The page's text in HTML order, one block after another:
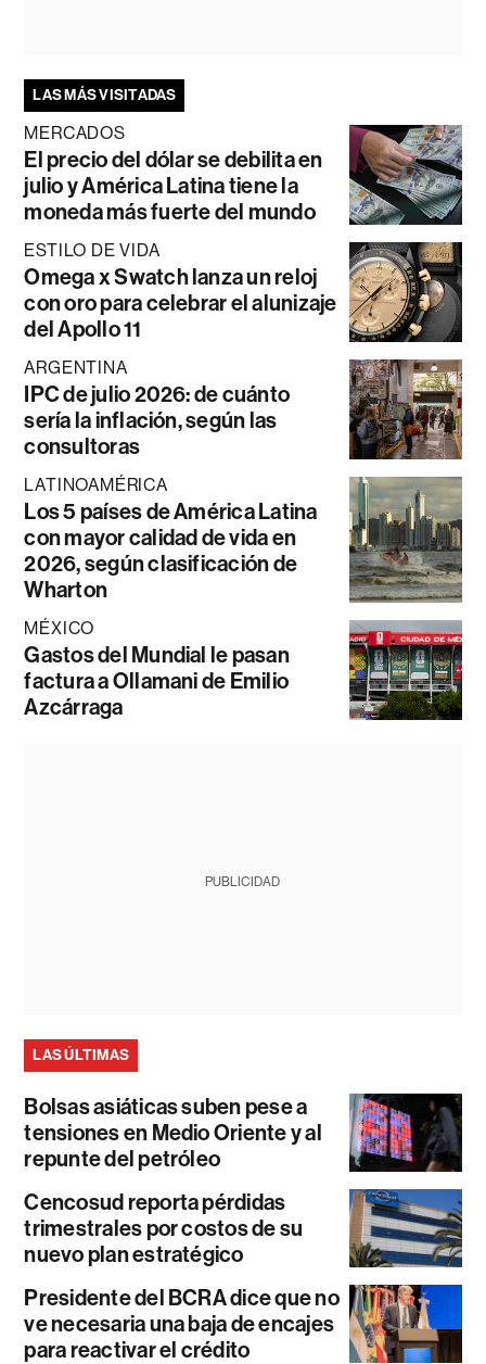
LAS MÁS VISITADAS
MERCADOS
El precio del dólar se debilita en
julio y América Latina tiene la
moneda más fuerte del mundo
ESTILO DE VIDA
Omega x Swatch lanza un reloj
con oro para celebrar el alunizaje
del Apollo 11
ARGENTINA
IPC de julio 2026: de cuánto
sería la inflación, según las
consultoras
LATINOAMÉRICA
Los 5 países de América Latina
con mayor calidad de vida en
2026, según clasificación de
Wharton
MÉXICO
Gastos del Mundial le pasan
factura a Ollamani de Emilio
Azcárraga
PUBLICIDAD
LAS ÚLTIMAS
Bolsas asiáticas suben pese a
tensiones en Medio Oriente y al
repunte del petróleo
Cencosud reporta pérdidas
trimestrales por costos de su
nuevo plan estratégico
Presidente del BCRA dice que no
ve necesaria una baja de encajes
para reactivar el crédito